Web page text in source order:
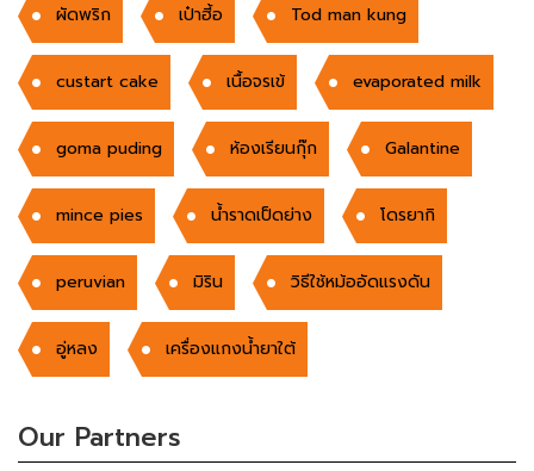
ผัดพริก เป๋าฮี้อ Tod man kung
custart cake เนื้อจรเข้ evaporated milk
goma puding ห้องเรียนกุ๊ก Galantine
mince pies น้ำราดเป็ดย่าง โดรยากิ
peruvian มิริน วิธีใช้หม้ออัดแรงดัน
อู่หลง เครื่องแกงน้ำยาใต้
Our Partners